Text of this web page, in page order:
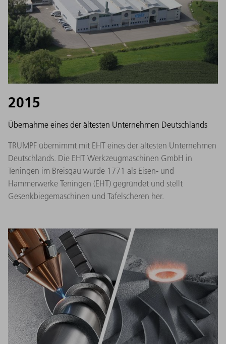
2015
Übernahme eines der ältesten Unternehmen Deutschlands
TRUMPF übernimmt mit EHT eines der ältesten Unternehmen
Deutschlands. Die EHT Werkzeugmaschinen GmbH in
Teningen im Breisgau wurde 1771 als Eisen- und
Hammerwerke Teningen (EHT) gegründet und stellt
Gesenkbiegemaschinen und Tafelscheren her.